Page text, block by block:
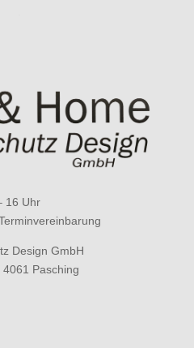
16 Uhr
Design GmbH
Pasching